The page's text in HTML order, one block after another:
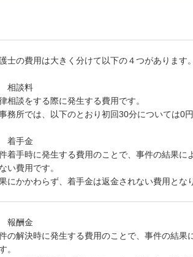
士の費用は大きく分けて以下の４つがあります。
相談料
相談をする際に発生する費用です。
務所では、以下のとおり初回30分については0円
着手金
着手時に発生する費用のことで、事件の結果に
い費用です。
にかかわらず、着手金は返金されない費用とな
報酬金
の解決時に発生する費用のことで、事件の結果
。